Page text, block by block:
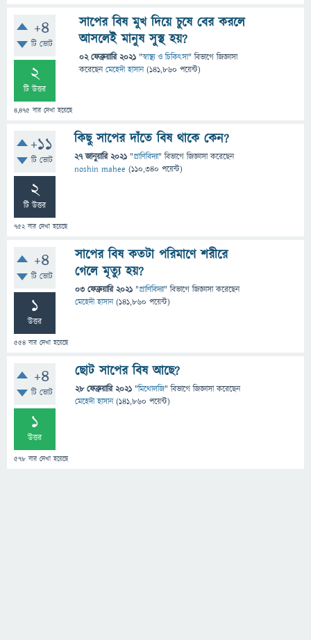
+4
টি ভোট
2
টি উত্তর
4,475 বার দেখা হয়েছে
সাপের বিষ মুখ দিয়ে চুষে বের করলে
আসলেই মানুষ সুস্থ হয়?
02 ফেব্রুয়ারি 2021 "স্বাস্থ্য ও চিকিৎসা" বিভাগে জিজ্ঞাসা
করেছেনমেহেদী হাসান (141,860 পয়েন্ট)
+11
টি ভোট
2
টি উত্তর
752বার দেখা হয়েছে
কিছু সাপের দাঁতে বিষ থাকে কেন?
27 জানুয়ারি 2021 "প্রাণিবিদ্যা" বিভাগে জিজ্ঞাসাকরেছেন
noshin mahee (110,340 পয়েন্ট)
+4
টি ভোট
1
উত্তর
554 বার দেখা হয়েছে
সাপের বিষ কতটা পরিমাণে শরীরে
গেলে মৃত্যু হয়?
03 ফেব্রুয়ারি 2021 "প্রাণিবিদ্যা" বিভাগে জিজ্ঞাসাকরেছেন
মেহেদী হাসান (141,860 পয়েন্ট)
+4
টি ভোট
1
উত্তর
578 বার দেখা হয়েছে
ছোট সাপের বিষ আছে?
28 ফেব্রুয়ারি 2021 "মিথোলজি" বিভাগে জিজ্ঞাসাকরেছেন
মেহেদী হাসান (141,860 পয়েন্ট)